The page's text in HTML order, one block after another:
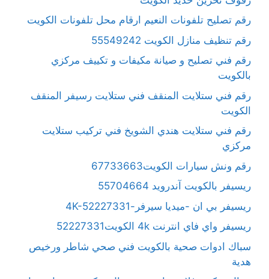
رقم تصليح تلفونات النعيم ارقام محل تلفونات الكويت
رقم تنظيف منازل الكويت 55549242
رقم فني تصليح و صيانة مكيفات و تكييف مركزي
بالكويت
رقم فني ستلايت المنقف فني ستلايت رسيفر المنقف
الكويت
رقم فني ستلايت هندي الشويخ فني تركيب ستلايت
مركزي
رقم ونش سيارات الكويت67733663
ريسيفر بالكويت آندرويد 55704664
ريسيفر بي ان -ميديا سيرفر-4K-52227331
ريسيفر واي فاي انترنت 4k الكويت52227331
سباك ادوات صحية بالكويت فني صحي شاطر ورخيص
هدية